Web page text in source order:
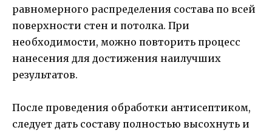
равномерного распределения состава по всей
поверхности стен и потолка. При
необходимости, можно повторить процесс
нанесения для достижения наилучших
результатов.
После проведения обработки антисептиком,
следует дать составу полностью высохнуть и